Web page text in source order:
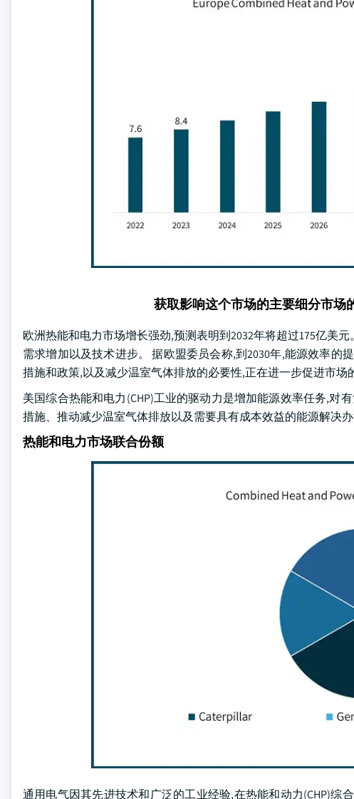
获取影响这个市场的主要细分市场
欧洲热能和电力市场增长强劲,预测表明到2032年将超过175亿美
需求增加以及技术进步。 据欧盟委员会称,到2030年,能源效率的
措施和政策,以及减少温室气体排放的必要性,正在进一步促进市场
美国综合热能和电力(CHP)工业的驱动力是增加能源效率任务,对
措施、推动减少温室气体排放以及需要具有成本效益的能源解决
热能和电力市场联合份额
通用电气因其先进技术和广泛的工业经验,在热能和动力(CHP)